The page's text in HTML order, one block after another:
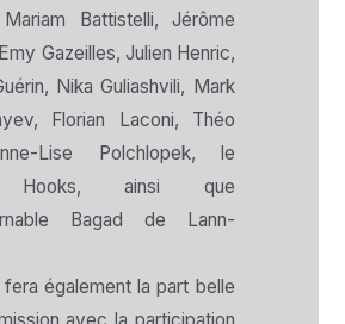
Battistelli, Jérôme
Gazeilles, Julien Henric,
Nika Guliashvili, Mark
Florian Laconi, Théo
Lise Polchlopek, le
Hooks, ainsi que
Bagad de Lann-
fera également la part belle